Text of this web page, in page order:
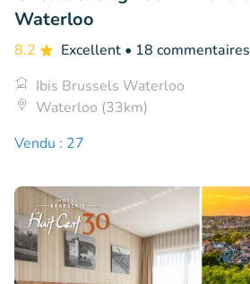
Waterloo
8.2 Excellent • 18 commentaires
Ibis Brussels Waterloo
Waterloo (33km)
Vendu : 27